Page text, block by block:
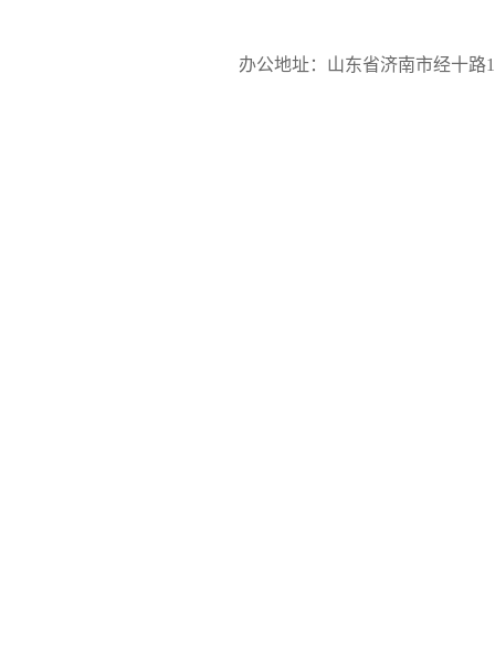
办公地址：山东省济南市经十路